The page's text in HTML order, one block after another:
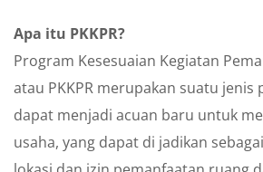
Apa itu PKKPR?
Program Kesesuaian Kegiatan
atau PKKPR merupakan suatu jenis
dapat menjadi acuan baru untuk
usaha, yang dapat di jadikan